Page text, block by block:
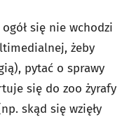
się nie wchodzi
żeby
pytać o sprawy
się do zoo żyrafy
skąd się wzięły